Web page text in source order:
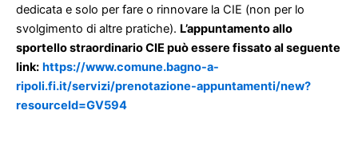
dedicata e solo per fare o rinnovare la CIE (non per lo
svolgimento di altre pratiche). L’appuntamento allo
sportello straordinario CIE può essere fissato al seguente
link: https://www.comune.bagno-a-
ripoli.fi.it/servizi/prenotazione-appuntamenti/new?
resourceId=GV594